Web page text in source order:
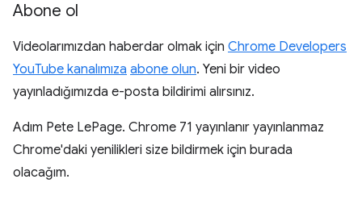
Abone ol
Videolarımızdan haberdar olmak için Chrome Developers
YouTube kanalımıza abone olun. Yeni bir video
yayınladığımızda e-posta bildirimi alırsınız.
Adım Pete LePage. Chrome 71 yayınlanır yayınlanmaz
Chrome'daki yenilikleri size bildirmek için burada
olacağım.